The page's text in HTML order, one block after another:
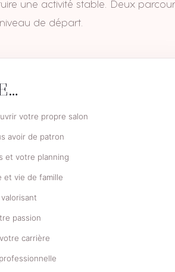
une activité stable. Deux
de départ.
votre propre salon
avoir de patron
et votre planning
et vie de famille
passion
carrière